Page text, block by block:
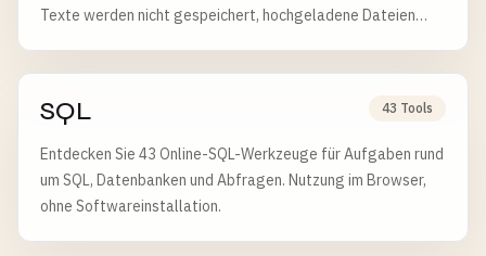
Texte werden nicht gespeichert, hochgeladene Dateien
SQL 43 Tools
Entdecken Sie 43 Online-SQL-Werkzeuge für Aufgaben rund
um SQL, Datenbanken und Abfragen. Nutzung im Browser,
ohne Softwareinstallation.